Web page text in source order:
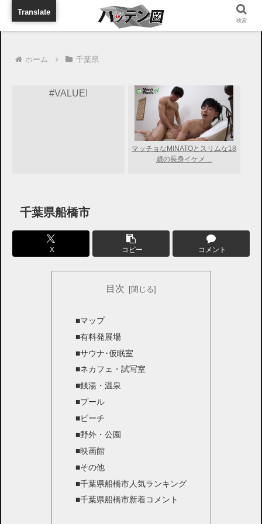
旅行に出張に待ち合わせに
ホーム 千葉県
#VALUE!
マッチョなMINATOとスリムな18
歳の長身イケメ…
千葉県船橋市
X コピー コメント
目次
■マップ
■有料発展場
■サウナ･仮眠室
■ネカフェ・試写室
■銭湯・温泉
■プール
■ビーチ
■野外・公園
■映画館
■その他
■千葉県船橋市人気ランキング
■千葉県船橋市新着コメント
検索
Translate